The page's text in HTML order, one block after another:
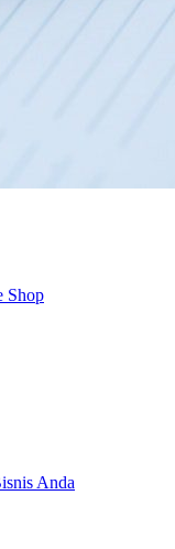
Shop
Anda